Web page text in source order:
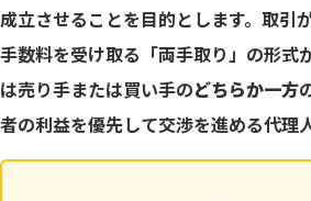
成立させることを目的とします。取引
手数料を受け取る「両手取り」の形式
は売り手または買い手のどちらか一方
者の利益を優先して交渉を進める代理